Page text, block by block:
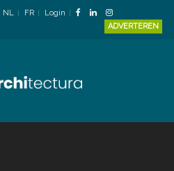
NL FR
Login
ADVERTEREN